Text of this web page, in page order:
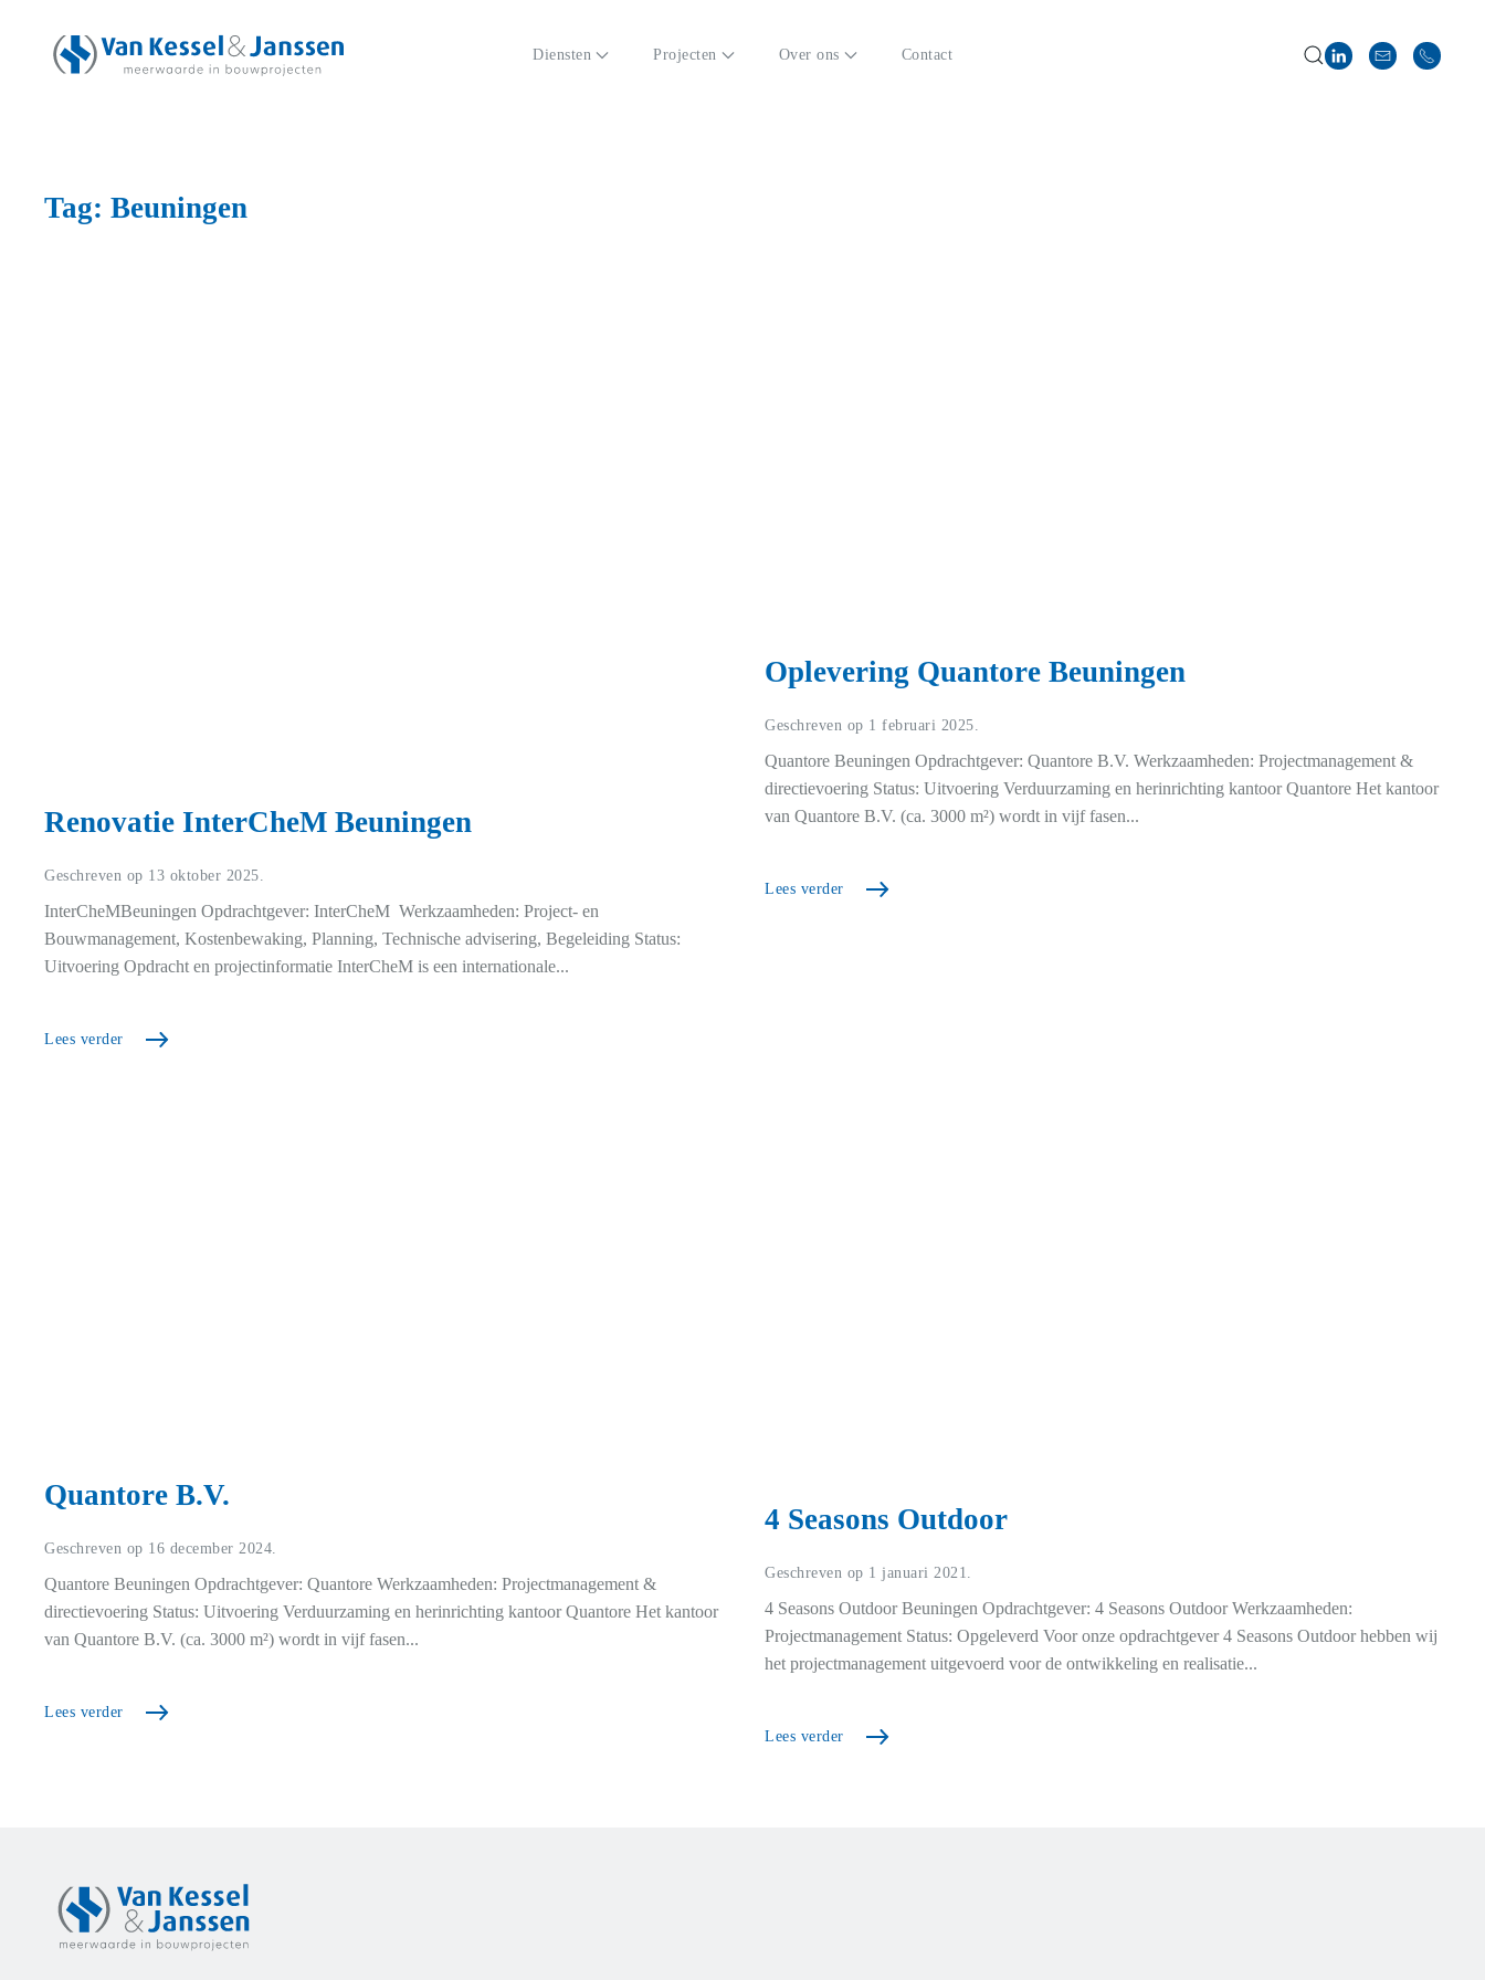
Skip to main content Diensten Projecten Over ons Contact
Tag: Beuningen
Renovatie InterCheM Beuningen
Geschreven op 13 oktober 2025.
InterCheMBeuningen Opdrachtgever: InterCheM Werkzaamheden: Project- en
Bouwmanagement, Kostenbewaking, Planning, Technische advisering, Begeleiding Status:
Uitvoering Opdracht en projectinformatie InterCheM is een internationale...
Lees verder
Oplevering Quantore Beuningen
Geschreven op 1 februari 2025
Quantore Beuningen Opdrachtgever: Quantore B.V. Werkzaamheden: Projectmanagement &
directievoering Status: Uitvoering Verduurzaming en herinrichting kantoor Quantore Het kantoor
van Quantore B.V. (ca. 3000 m²) wordt in vijf fasen...
Lees verder
Quantore B.V.
Geschreven op 16 december 2024.
Quantore Beuningen Opdrachtgever: Quantore Werkzaamheden: Projectmanagement &
directievoering Status: Uitvoering Verduurzaming en herinrichting kantoor Quantore Het kantoor
van Quantore B.V. (ca. 3000 m²) wordt in vijf fasen...
Lees verder
4 Seasons Outdoor
Geschreven op 1 januari 2021.
4 Seasons Outdoor Beuningen Opdrachtgever: 4 Seasons Outdoor Werkzaamheden:
Projectmanagement Status: Opgeleverd Voor onze opdrachtgever 4 Seasons Outdoor hebben wij
het projectmanagement uitgevoerd voor de ontwikkeling en realisatie...
Lees verder